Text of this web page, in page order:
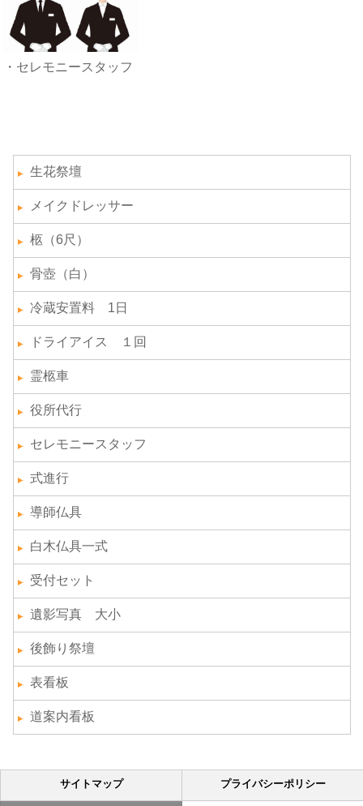
・セレモニースタッフ
生花祭壇
メイクドレッサー
柩（6尺）
骨壺（白）
冷蔵安置料 1日
ドライアイス １回
霊柩車
役所代行
セレモニースタッフ
式進行
導師仏具
白木仏具一式
受付セット
遺影写真 大小
後飾り祭壇
表看板
道案内看板
サイトマップ プライバシーポリシー